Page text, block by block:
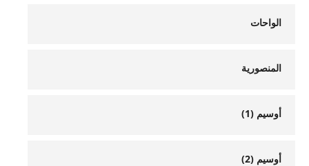
الواحات
المنصورية
أوسيم (1)
أوسيم (2)